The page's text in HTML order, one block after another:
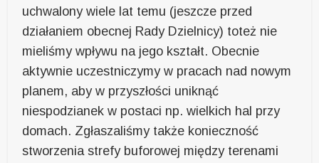
uchwalony wiele lat temu (jeszcze przed
działaniem obecnej Rady Dzielnicy) toteż nie
mieliśmy wpływu na jego kształt. Obecnie
aktywnie uczestniczymy w pracach nad nowym
planem, aby w przyszłości uniknąć
niespodzianek w postaci np. wielkich hal przy
domach. Zgłaszaliśmy także konieczność
stworzenia strefy buforowej między terenami